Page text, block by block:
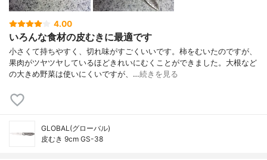
4.00
いろんな食材の皮むきに最適です
小さくて持ちやすく、切れ味がすごくいいです。柿をむいたのですが、
果肉がツヤツヤしているほどきれいにむくことができました。大根など
の大きめ野菜は使いにくいですが、…続きを見る
GLOBAL(グローバル)
皮むき 9cm GS-38